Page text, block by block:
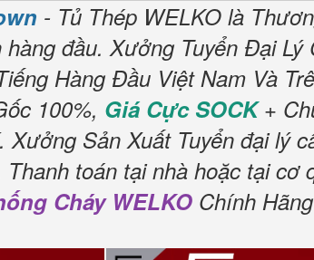
- Tủ Thép WELKO là
đầu. Xưởng Tuyển Đại Lý
Hàng Đầu Việt Nam Và
100%, Giá Cực SOCK+
Xưởng Sản Xuất Tuyển đại lý
Thanh toán tại nhà hoặc tại cơ
Cháy WELKO Chính